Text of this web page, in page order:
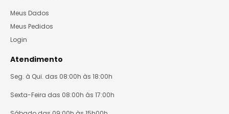
Meus Dados
Meus Pedidos
Login
Atendimento
Seg. à Qui. das 08:00h às 18:00h
Sexta-Feira das 08:00h às 17:00h